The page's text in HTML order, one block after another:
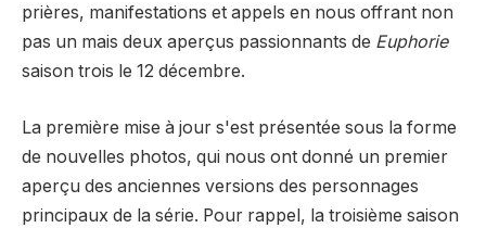
prières, manifestations et appels en nous offrant non
pas un mais deux aperçus passionnants de Euphorie
saison trois le 12 décembre.
La première mise à jour s'est présentée sous la forme
de nouvelles photos, qui nous ont donné un premier
aperçu des anciennes versions des personnages
principaux de la série. Pour rappel, la troisième saison